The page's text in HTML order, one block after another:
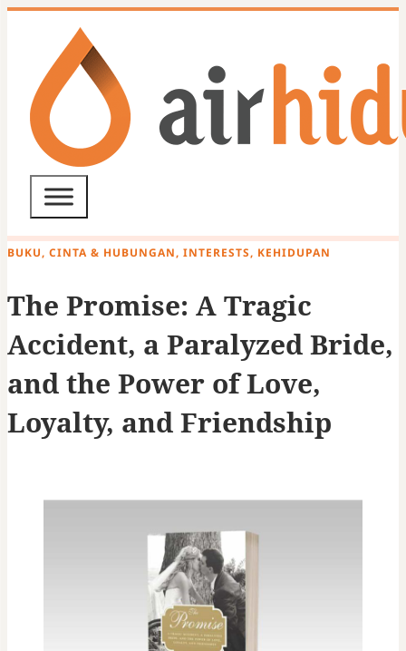
BUKU, CINTA & HUBUNGAN, INTERESTS, KEHIDUPAN
The Promise: A Tragic
Accident, a Paralyzed Bride,
and the Power of Love,
Loyalty, and Friendship